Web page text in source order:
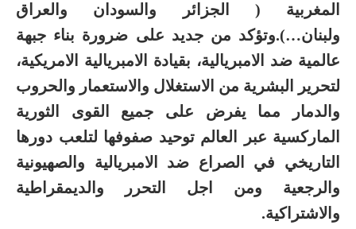
المغربية ( الجزائر والسودان والعراق
ولبنان…).وتؤكد من جديد على ضرورة بناء جبهة
عالمية ضد الامبريالية، بقيادة الامبريالية الامريكية،
لتحرير البشرية من الاستغلال والاستعمار والحروب
والدمار مما يفرض على جميع القوى الثورية
الماركسية عبر العالم توحيد صفوفها لتلعب دورها
التاريخي في الصراع ضد الامبريالية والصهيونية
والرجعية ومن اجل التحرر والديمقراطية
والاشتراكية.